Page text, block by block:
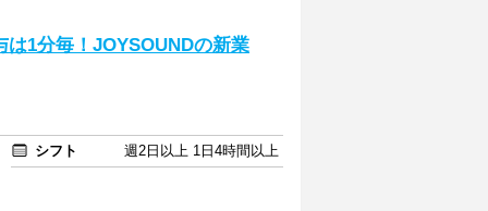
1分毎！JOYSOUNDの新業
シフト 週2日以上 1日4時間以上